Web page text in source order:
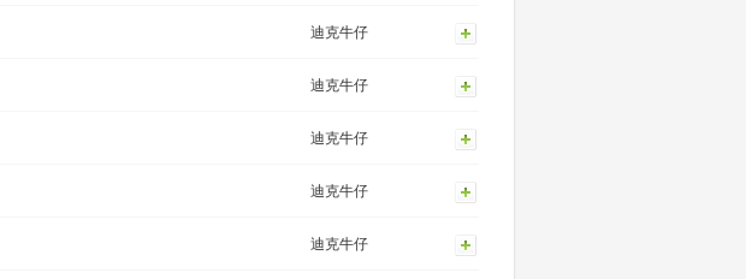
迪克牛仔
迪克牛仔
迪克牛仔
迪克牛仔
迪克牛仔